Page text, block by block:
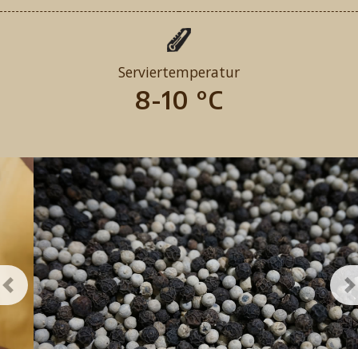
Serviertemperatur
8-10 °C
Previous